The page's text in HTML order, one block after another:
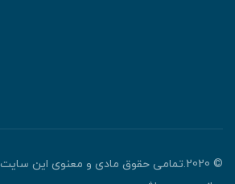
© 2020.تمامی حقوق مادی و معنوی این